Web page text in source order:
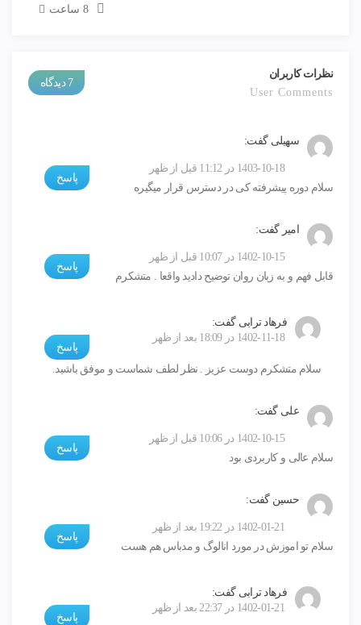
8 ساعت
نظرات کاربران
7 دیدگاه
User Comments
سهیلی گفت:
1403-10-18 در 11:12 قبل از ظهر
سلام دوره پیشرفته کی در دسترس قرار میگیره
پاسخ
امیر گفت:
1402-10-15 در 10:07 قبل از ظهر
قابل فهم و به زبان روان توضیح دادید واقعا . متشکرم
پاسخ
فرهاد ترابی گفت:
1402-11-18 در 18:09 بعد از ظهر
سلام متشکرم دوست عزیز . نظر لطف شماست و موفق باشید.
پاسخ
علی گفت:
1402-10-15 در 10:06 قبل از ظهر
سلام عالی و کاربردی بود
پاسخ
حسین گفت:
1402-01-21 در 19:22 بعد از ظهر
سلام تو اموزش در مورد انالوگ و مدباس هم هست
پاسخ
فرهاد ترابی گفت:
1402-01-21 در 22:37 بعد از ظهر
پاسخ